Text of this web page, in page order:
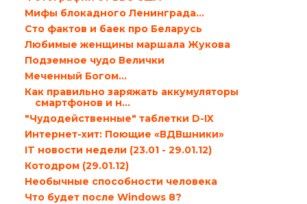
Мифы блокадного Ленинграда…
Сто фактов и баек про Беларусь
Любимые женщины маршала Жукова
Подземное чудо Велички
Меченный Богом…
Как правильно заряжать аккумуляторы
смартфонов и н...
"Чудодейственные" таблетки D-IX
Интернет-хит: Поющие «ВДВшники»
IT новости недели (23.01 - 29.01.12)
Котодром (29.01.12)
Необычные способности человека
Что будет после Windows 8?